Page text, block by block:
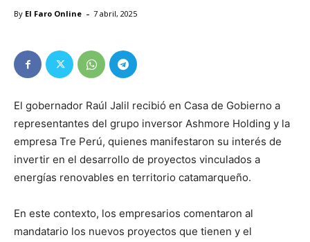
By El Faro Online - 7 abril, 2025
El gobernador Raúl Jalil recibió en Casa de Gobierno a
representantes del grupo inversor Ashmore Holding y la
empresa Tre Perú, quienes manifestaron su interés de
invertir en el desarrollo de proyectos vinculados a
energías renovables en territorio catamarqueño.
En este contexto, los empresarios comentaron al
mandatario los nuevos proyectos que tienen y el